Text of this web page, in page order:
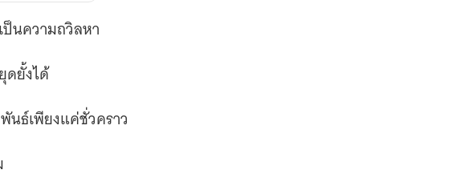
นความถวิลหา
ดยั้งได้
นธ์เพียงแค่ชั่วคราว